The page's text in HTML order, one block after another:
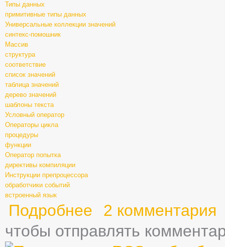
Типы данных
примитивные типы данных
Универсальные коллекции значений
синтекс-помошник
Массив
структура
соответствие
список значений
таблица значений
дерево значений
шаблоны текста
Условный оператор
Операторы цикла
процедуры
функции
Оператор попытка
директивы компиляции
Инструкции препроцессора
обработчики событий
встроенный язык
Подробнее о Глава первая - Введение
2 комментария
чтобы отправлять